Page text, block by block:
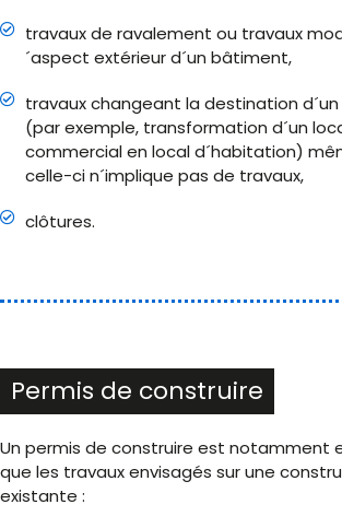
travaux de ravalement ou travaux
´aspect extérieur d´un bâtiment,
travaux changeant la destination
(par exemple, transformation d´un
commercial en local d´habitation)
celle-ci n´implique pas de travaux,
clôtures.
Permis de construire
Un permis de construire est notamment
que les travaux envisagés sur une
existante :